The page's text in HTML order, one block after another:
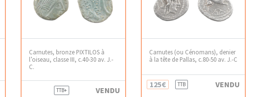
Carnutes, bronze PIXTILOS à
l’oiseau, classe III, c.40-30 av. J.-
C.
TTB+ VENDU
Carnutes (ou Cénomans), denier
à la tête de Pallas, c.80-50 av. J.-C
125€ TTB VENDU